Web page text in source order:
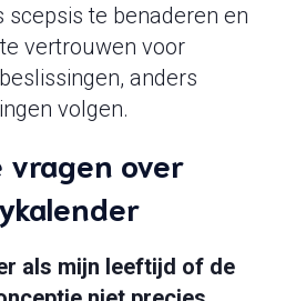
scepsis te benaderen en
vertrouwen voor
anders
volgen.
vragen over
als mijn leeftijd of de